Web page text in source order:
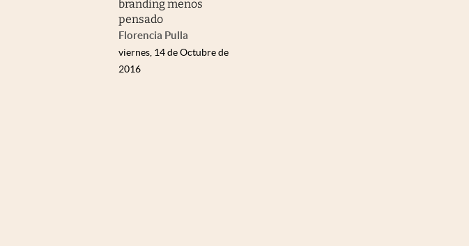
branding menos
pensado
Florencia Pulla
viernes, 14 de Octubre de
2016